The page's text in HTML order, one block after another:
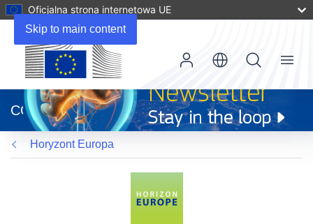
Skip to main content
Oficjalna strona internetowa UE
otworzy
się
w
nowym
oknie)
CORDIS
Menu
Horyzont Europa